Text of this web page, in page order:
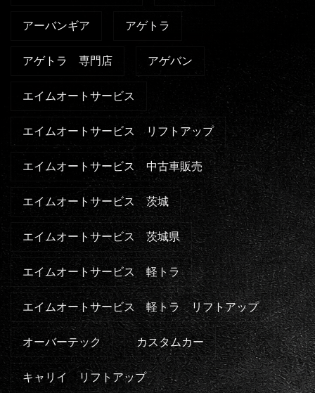
アーバンギア アゲトラ
アゲトラ 専門店 アゲバン
エイムオートサービス
エイムオートサービス リフトアップ
エイムオートサービス 中古車販売
エイムオートサービス 茨城
エイムオートサービス 茨城県
エイムオートサービス 軽トラ
エイムオートサービス 軽トラ リフトアップ
オーバーテック カスタムカー
キャリイ リフトアップ